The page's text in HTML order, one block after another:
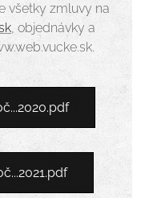
všetky zmluvy na
, objednávky a